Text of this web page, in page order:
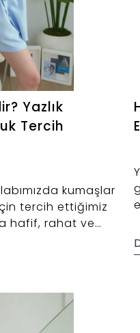
Yazlık
Tercih
kumaşlar
tercih ettiğimiz
hafif, rahat ve
kumaşlar